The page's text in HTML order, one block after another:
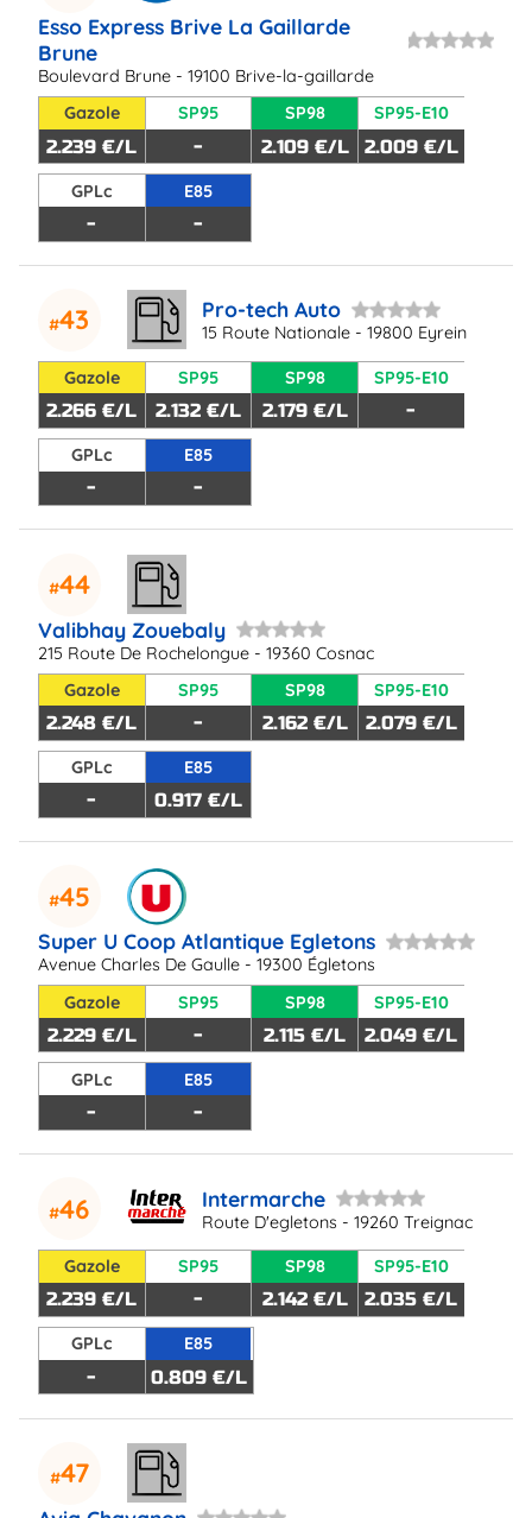
Esso Express Brive La Gaillarde
Brune
Boulevard Brune - 19100 Brive-la-gaillarde
Gazole
2.239 €/L
SP95
-
SP98
2.109 €/L
SP95-E10
2.009 €/L
GPLc
-
E85
-
43 Pro-tech Auto
15 Route Nationale - 19800 Eyrein
Gazole
2.266 €/L
SP95
2.132 €/L
SP98
2.179 €/L
SP95-E10
-
GPLc
-
E85
-
44
Valibhay Zouebaly
215 Route De Rochelongue - 19360 Cosnac
Gazole
2.248 €/L
SP95
-
SP98
2.162 €/L
SP95-E10
2.079 €/L
GPLc
-
E85
0.917 €/L
45
Super U Coop Atlantique Egletons
Avenue Charles De Gaulle - 19300 Égletons
Gazole
2.229 €/L
SP95
-
SP98
2.115 €/L
SP95-E10
2.049 €/L
GPLc
-
E85
-
46 Intermarche
Route D'egletons - 19260 Treignac
Gazole
2.239 €/L
SP95
-
SP98
2.142 €/L
SP95-E10
2.035 €/L
GPLc
-
E85
0.809 €/L
47